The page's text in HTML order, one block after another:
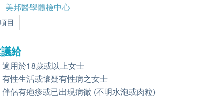
美邦醫學體檢中心
目
給
適用於18歲或以上女士
有性生活或懷疑有性病之女士
伴侶有疱疹或已出現病徵 (不明水泡或肉粒)